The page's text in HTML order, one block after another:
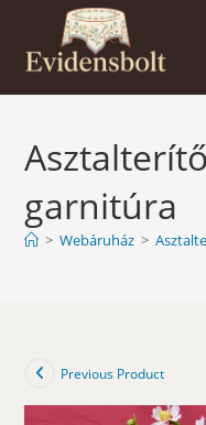
content
garnitúra
> Webáruház >
Previous Product